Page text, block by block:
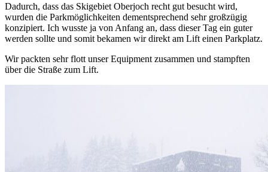
Dadurch, dass das Skigebiet Oberjoch recht gut besucht wird,
wurden die Parkmöglichkeiten dementsprechend sehr großzügig
konzipiert. Ich wusste ja von Anfang an, dass dieser Tag ein guter
werden sollte und somit bekamen wir direkt am Lift einen Parkplatz.
Wir packten sehr flott unser Equipment zusammen und stampften
über die Straße zum Lift.